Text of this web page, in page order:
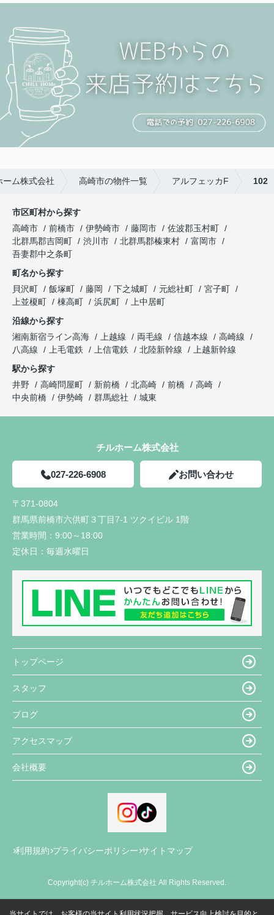
ム株式会社 高崎市の物件一覧 アルフェッカF 102
市区町村から探す
高崎市
前橋市 伊勢崎市 藤岡市
佐波郡玉村町
北群馬郡吉岡町
渋川市 北群馬郡榛東村
富岡市
吾妻郡中之条町
町名から探す
貝沢町
飯塚町 藤岡 下之城町 元総社町
宮子町
上並榎町
棟高町 浜尻町
上中居町
沿線から探す
湘南新宿ライン高海
上越線 両毛線 信越本線
高崎線
八高線
上毛電鉄 上信電鉄 北陸新幹線
上越新幹線
駅から探す
井野
高崎問屋町 新前橋 北高崎 前橋
高崎
中央前橋
伊勢崎 群馬総社 城東
チルホーム株式会社
027-226-6908 お問い合わせ
〒371-0804
群馬県前橋市六供町３丁目7-1 ツクイビル 1階
営業時間： 9:00～18:00
定休日： 毎週水曜日
トップページ
スタッフ
ブログ
アクセスマップ
会社概要
利用規約 プライバシーポリシー サイトマップ
Copyright(c) チルホーム株式会社 All Rights Reserved.